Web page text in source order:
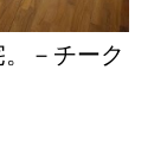
－チーク